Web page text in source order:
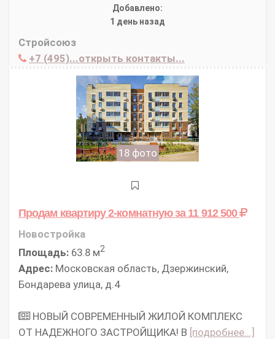
Добавлено:
1 день назад
Стройсоюз
+7 (495)...открыть контакты...
18 фото
Продам квартиру 2-комнатнуюза 11 912 500
Новостройка
Площадь: 63.8 м2
Адрес: Московская область, Дзержинский,
Бондарева улица, д.4
НОВЫЙ СОВРЕМЕННЫЙ ЖИЛОЙ КОМПЛЕКС
ОТ НАДЕЖНОГО ЗАСТРОЙЩИКА! В [подробнее...]